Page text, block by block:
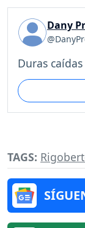
Dany
Duras
TAGS: